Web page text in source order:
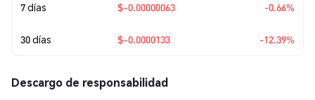
7 días $-0.00000063 -0.66%
30 días $-0.0000133 -12.39%
Descargo de responsabilidad